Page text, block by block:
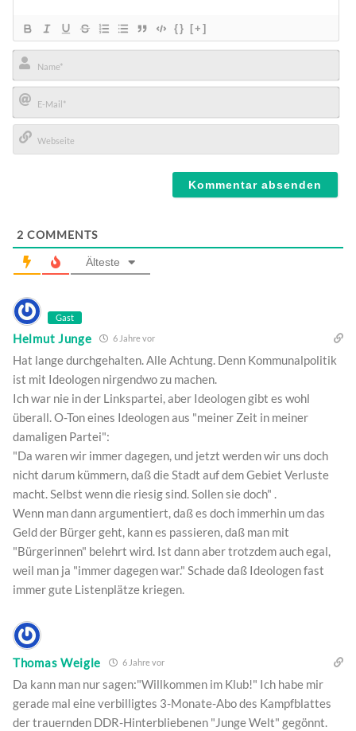
{} [+]
Name*
E-
Mail*
2 COMMENTS
Älteste
Gast
Helmut Junge 6 Jahre vor
Hat lange durchgehalten. Alle Achtung. Denn Kommunalpolitik
ist mit Ideologen nirgendwo zu machen.
Ich war nie in der Linkspartei, aber Ideologen gibt es wohl
überall. O-Ton eines Ideologen aus "meiner Zeit in meiner
damaligen Partei":
"Da waren wir immer dagegen, und jetzt werden wir uns doch
nicht darum kümmern, daß die Stadt auf dem Gebiet Verluste
macht. Selbst wenn die riesig sind. Sollen sie doch" .
Wenn man dann argumentiert, daß es doch immerhin um das
Geld der Bürger geht, kann es passieren, daß man mit
"Bürgerinnen" belehrt wird. Ist dann aber trotzdem auch egal,
weil man ja "immer dagegen war." Schade daß Ideologen fast
immer gute Listenplätze kriegen.
Thomas Weigle 6 Jahre vor
Da kann man nur sagen:"Willkommen im Klub!" Ich habe mir
gerade mal eine verbilligtes 3-Monate-Abo des Kampfblattes
der trauernden DDR-Hinterbliebenen "Junge Welt" gegönnt.